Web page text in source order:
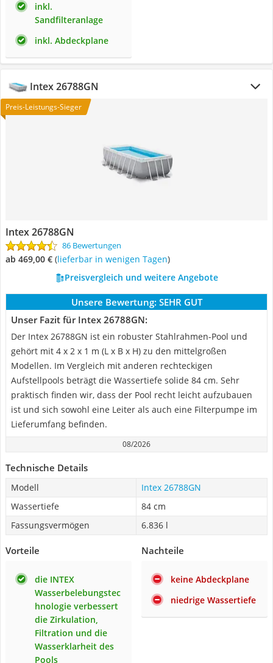
inkl.
Sandfilteranlage
inkl. Abdeckplane
Intex 26788GN
Preis-Leistungs-Sieger
Intex 26788GN
86 Bewertungen
ab 469,00 € ( Lieferbar in wenigen Tagen)
Preisvergleich und weitere Angebote
Unsere Bewertung: SEHR GUT
Unser Fazit für Intex 26788GN:
Der Intex 26788GN ist ein robuster Stahlrahmen-Pool und
gehört mit 4 x 2 x 1 m (L x B x H) zu den mittelgroßen
Modellen. Im Vergleich mit anderen rechteckigen
Aufstellpools beträgt die Wassertiefe solide 84 cm. Sehr
praktisch finden wir, dass der Pool recht leicht aufzubauen
ist und sich sowohl eine Leiter als auch eine Filterpumpe im
Lieferumfang befinden.
08/2026
Technische Details
Modell
Intex 26788GN
Wassertiefe
84 cm
Fassungsvermögen
6.836 l
Vorteile
die INTEX
Wasserbelebungstec
hnologie verbessert
die Zirkulation,
Filtration und die
Wasserklarheit des
Pools
Nachteile
keine Abdeckplane
niedrige Wassertiefe